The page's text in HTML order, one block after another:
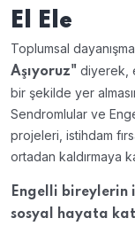
El Ele
Toplumsal
Aşıyoruz" diyerek,
bir şekilde yer
Sendromlular ve
projeleri, istihdam
ortadan kaldırmaya
Engelli bireylerin
sosyal hayata